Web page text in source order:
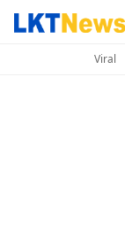
Viral